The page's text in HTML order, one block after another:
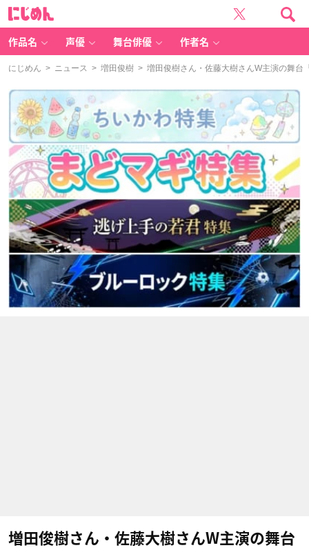
作品名 声優 舞台俳優 作者名
にじめん > ニュース > 増田俊樹 > 増田俊樹さん・佐藤大樹さんW主演の舞台
増田俊樹さん・佐藤大樹さんW主演の舞台